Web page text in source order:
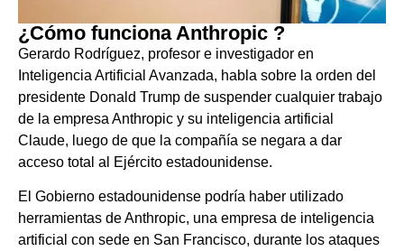
¿Cómo funciona Anthropic ?
Gerardo Rodríguez, profesor e investigador en
Inteligencia Artificial Avanzada, habla sobre la orden del
presidente Donald Trump de suspender cualquier trabajo
de la empresa Anthropic y su inteligencia artificial
Claude, luego de que la compañía se negara a dar
acceso total al Ejército estadounidense.
El Gobierno estadounidense podría haber utilizado
herramientas de Anthropic, una empresa de inteligencia
artificial con sede en San Francisco, durante los ataques